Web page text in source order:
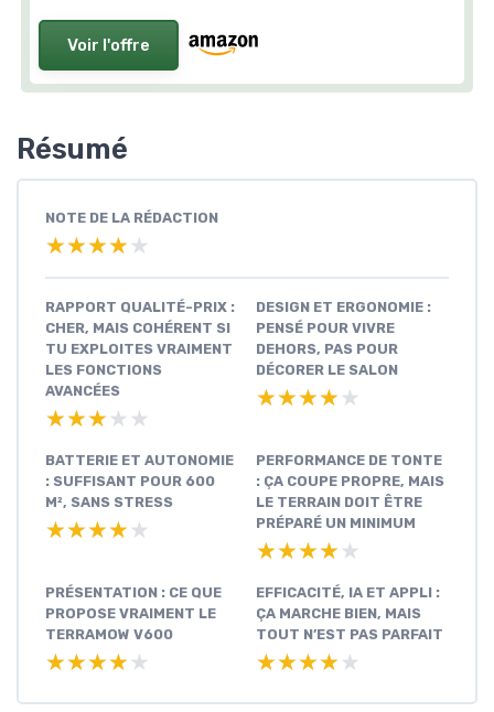
Voir l'offre
Résumé
NOTE DE LA RÉDACTION
★★★★★
★★★★★
RAPPORT QUALITÉ-PRIX :
CHER, MAIS COHÉRENT SI
TU EXPLOITES VRAIMENT
LES FONCTIONS
AVANCÉES
★★★★★
★★★★★
DESIGN ET ERGONOMIE :
PENSÉ POUR VIVRE
DEHORS, PAS POUR
DÉCORER LE SALON
★★★★★
★★★★★
BATTERIE ET AUTONOMIE
: SUFFISANT POUR 600
M², SANS STRESS
★★★★★
★★★★★
PERFORMANCE DE TONTE
: ÇA COUPE PROPRE, MAIS
LE TERRAIN DOIT ÊTRE
PRÉPARÉ UN MINIMUM
★★★★★
★★★★★
PRÉSENTATION : CE QUE
PROPOSE VRAIMENT LE
TERRAMOW V600
★★★★★
★★★★★
EFFICACITÉ, IA ET APPLI :
ÇA MARCHE BIEN, MAIS
TOUT N’EST PAS PARFAIT
★★★★★
★★★★★